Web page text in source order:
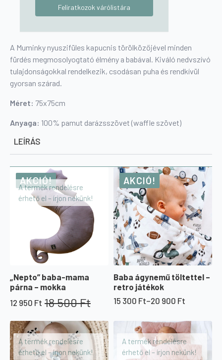
A Muminky nyuszifüles kapucnis törölközőjével minden
fürdés megmosolyogtató élmény a babával. Kiváló nedvszívó
tulajdonságokkal rendelkezik, csodásan puha és rendkívül
gyorsan szárad.
Méret: 75x75cm
Anyaga: 100% pamut darázsszövet (waffle szövet)
LEÍRÁS
AKCIÓ!
A termék rendelésre
érhető el – írjon nekünk!
„Nepto” baba-mama
párna – mokka
18 500Ft
Original
was:
18
500 Ft.
12 950 Ft
Current
is:
12
950 Ft.
AKCIÓ!
Baba ágynemű töltettel –
retro játékok
15 300 Ft–20 900 Ft
Ártartomány:
300 Ft
20
900 Ft
A termék rendelésre
érhető el – írjon nekünk!
A termék rendelésre
érhető el – írjon nekünk!